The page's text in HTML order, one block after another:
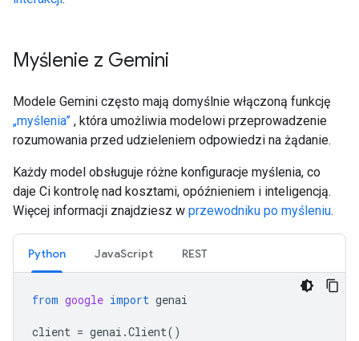
Myślenie z Gemini
Modele Gemini często mają domyślnie włączoną funkcję
„myślenia” , która umożliwia modelowi przeprowadzenie
rozumowania przed udzieleniem odpowiedzi na żądanie.
Każdy model obsługuje różne konfiguracje myślenia, co
daje Ci kontrolę nad kosztami, opóźnieniem i inteligencją.
Więcej informacji znajdziesz w przewodniku po myśleniu.
Python JavaScript REST
from google import genai
client = genai .Client()